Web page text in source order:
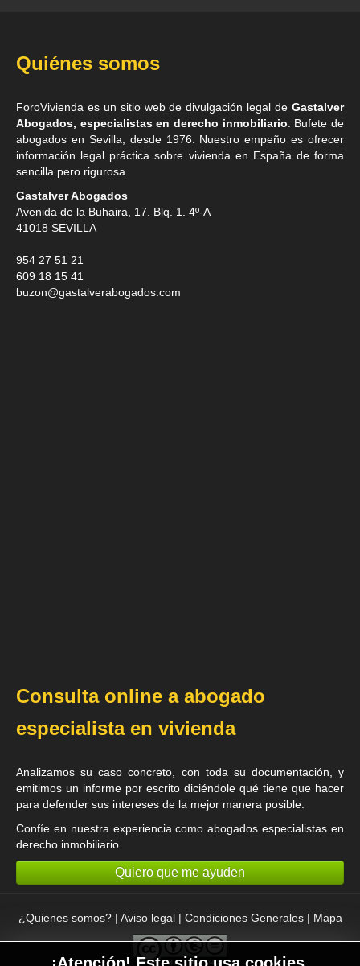
Quiénes somos
ForoVivienda es un sitio web de divulgación legal de Gastalver
Abogados, especialistas en derecho inmobiliario . Bufete de
abogados en Sevilla , desde 1976. Nuestro empeño es ofrecer
información legal práctica sobre vivienda en España de forma
sencilla pero rigurosa.
Gastalver Abogados
Avenida de la Buhaira, 17. Blq. 1. 4º-A
41018 SEVILLA
954 27 51 21
609 18 15 41
buzon@gastalverabogados.com
Consulta online a abogado
especialista en vivienda
Analizamos su caso concreto, con toda su documentación, y
emitimos un informe por escrito diciéndole qué tiene que hacer
para defender sus intereses de la mejor manera posible.
Confíe en nuestra experiencia comoabogados especialistas en
derecho inmobiliario
Quiero que me ayuden
¿Quienes somos?| Aviso legal| Condiciones Generales| Mapa